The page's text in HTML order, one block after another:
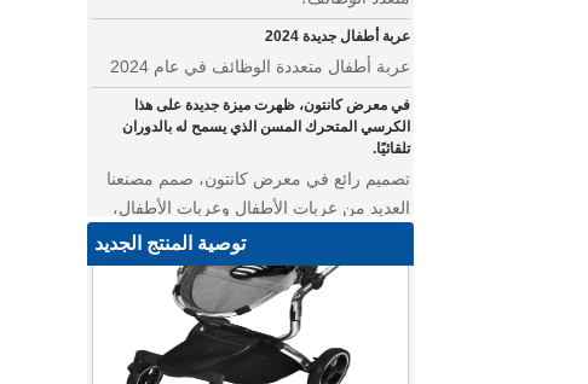
عربة أطفال جديدة 2024
عربة أطفال متعددة الوظائف في عام 2024
في معرض كانتون، ظهرت ميزة جديدة على هذا
الكرسي المتحرك المسن الذي يسمح له بالدوران
تلقائيًا.
تصميم رائع في معرض كانتون، صمم مصنعنا
العديد من عربات الأطفال وعربات الأطفال،
من معرض كانتون ليس بعيدًا عن مصنعنا.
أين يمكننا أن نذهب بأوشحة الأطفال على ظهورنا؟
عربة أطفال متعددة الوظائف للتوأم
• نقدم لك أحدث تصميماتنا - عربة أطفال
متعددة الوظائف تتميز بالأناقة والروعة. تتميز
عربة الحيوانات الأليفة هذه بمساحة مدمجة
توصية المنتج الجديد